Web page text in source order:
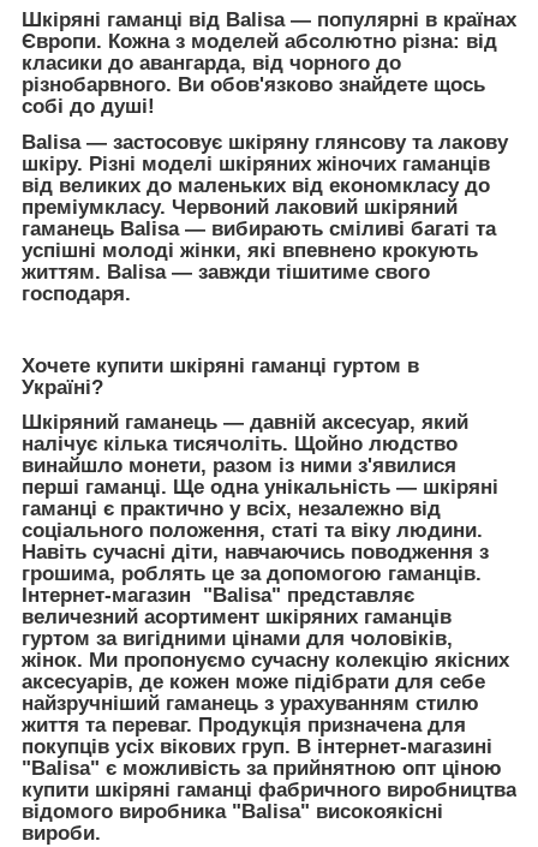
Шкіряні гаманці від Balisa — популярні в країнах
Європи. Кожна з моделей абсолютно різна: від
класики до авангарда, від чорного до
різнобарвного. Ви обов'язково знайдете щось
собі до душі!
Balisa — застосовує шкіряну глянсову та лакову
шкіру. Різні моделі шкіряних жіночих гаманців
від великих до маленьких від економкласу до
преміумкласу. Червоний лаковий шкіряний
гаманець Balisa — вибирають сміливі багаті та
успішні молоді жінки, які впевнено крокують
життям. Balisa — завжди тішитиме свого
господаря.
Хочете купити шкіряні гаманці гуртом в
Україні?
Шкіряний гаманець — давній аксесуар, який
налічує кілька тисячоліть. Щойно людство
винайшло монети, разом із ними з'явилися
перші гаманці. Ще одна унікальність — шкіряні
гаманці є практично у всіх, незалежно від
соціального положення, статі та віку людини.
Навіть сучасні діти, навчаючись поводження з
грошима, роблять це за допомогою гаманців.
Інтернет-магазин "Balisa" представляє
величезний асортимент шкіряних гаманців
гуртом за вигідними цінами для чоловіків,
жінок. Ми пропонуємо сучасну колекцію якісних
аксесуарів, де кожен може підібрати для себе
найзручніший гаманець з урахуванням стилю
життя та переваг. Продукція призначена для
покупців усіх вікових груп. В інтернет-магазині
"Balisa" є можливість за прийнятною опт ціною
купити шкіряні гаманці фабричного виробництва
відомого виробника "Balisa" високоякісні
вироби.